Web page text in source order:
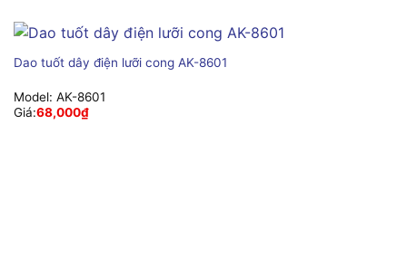
Dao tuốt dây điện lưỡi cong AK-8601
Model: AK-8601
Giá:68,000₫